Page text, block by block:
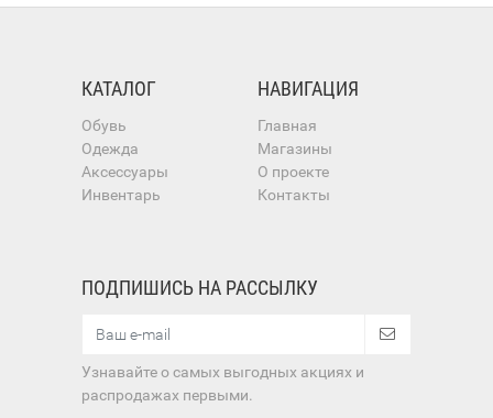
КАТАЛОГ
Обувь
Одежда
Аксессуары
Инвентарь
НАВИГАЦИЯ
Главная
Магазины
О проекте
Контакты
ПОДПИШИСЬ НА РАССЫЛКУ
Узнавайте о самых выгодных акциях и
распродажах первыми.